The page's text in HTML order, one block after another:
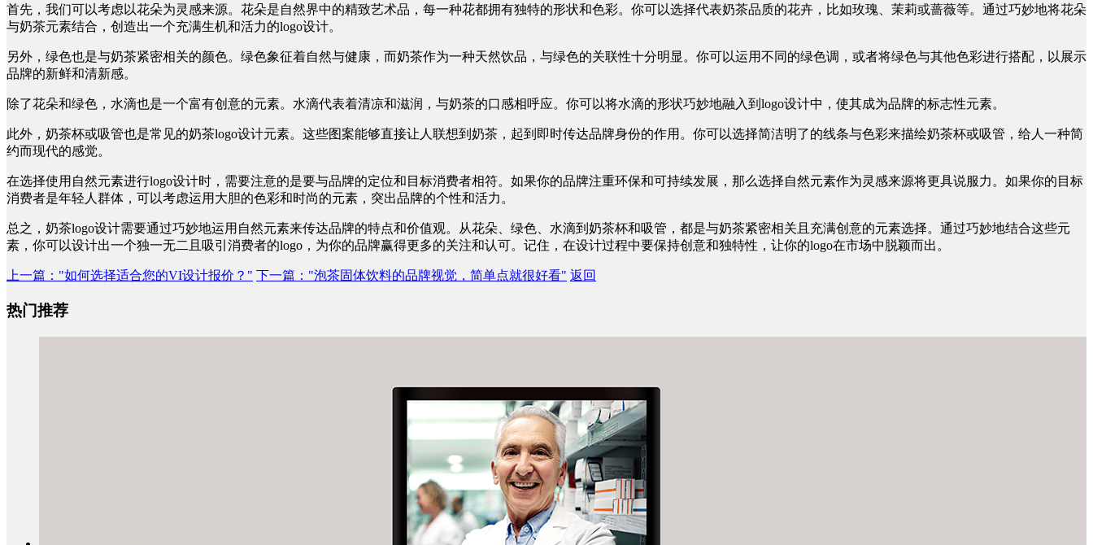
首先，我们可以考虑以花朵为灵感来源。花朵是自然界中的精致艺术品，每一种花都拥有独特的形状和色彩。你可以选择代表奶茶品质的花卉，比如玫瑰、茉莉或蔷薇等。通过巧妙地将花朵
与奶茶元素结合，创造出一个充满生机和活力的logo设计。
另外，绿色也是与奶茶紧密相关的颜色。绿色象征着自然与健康，而奶茶作为一种天然饮品，与绿色的关联性十分明显。你可以运用不同的绿色调，或者将绿色与其他色彩进行搭配，以展示
品牌的新鲜和清新感。
除了花朵和绿色，水滴也是一个富有创意的元素。水滴代表着清凉和滋润，与奶茶的口感相呼应。你可以将水滴的形状巧妙地融入到logo设计中，使其成为品牌的标志性元素。
此外，奶茶杯或吸管也是常见的奶茶logo设计元素。这些图案能够直接让人联想到奶茶，起到即时传达品牌身份的作用。你可以选择简洁明了的线条与色彩来描绘奶茶杯或吸管，给人一种简
约而现代的感觉。
在选择使用自然元素进行logo设计时，需要注意的是要与品牌的定位和目标消费者相符。如果你的品牌注重环保和可持续发展，那么选择自然元素作为灵感来源将更具说服力。如果你的目标
消费者是年轻人群体，可以考虑运用大胆的色彩和时尚的元素，突出品牌的个性和活力。
总之，奶茶logo设计需要通过巧妙地运用自然元素来传达品牌的特点和价值观。从花朵、绿色、水滴到奶茶杯和吸管，都是与奶茶紧密相关且充满创意的元素选择。通过巧妙地结合这些元
素，你可以设计出一个独一无二且吸引消费者的logo，为你的品牌赢得更多的关注和认可。记住，在设计过程中要保持创意和独特性，让你的logo在市场中脱颖而出。
上一篇 ："如何选择适合您的VI设计报价？" 下一篇 ："泡茶固体饮料的品牌视觉，简单点就很好看" 返回
热门推荐